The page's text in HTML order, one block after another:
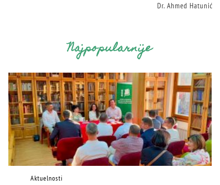
Dr. Ahmed Hatunić
Najpopularnije
Aktuelnosti